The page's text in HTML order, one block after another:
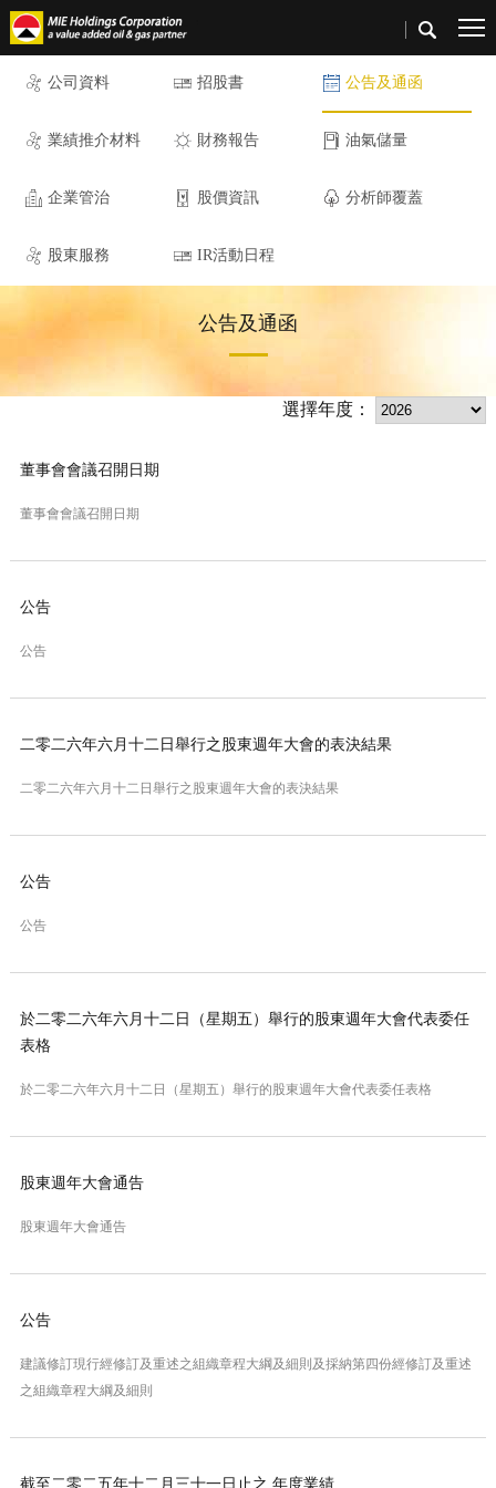
公司資料 招股書 公告及通函
業績推介材料 財務報告 油氣儲量
企業管治 股價資訊 分析師覆蓋
股東服務 IR活動日程
公告及通函
選擇年度：
董事會會議召開日期
董事會會議召開日期
公告
公告
二零二六年六月十二日舉行之股東週年大會的表決結果
二零二六年六月十二日舉行之股東週年大會的表決結果
公告
公告
於二零二六年六月十二日（星期五）舉行的股東週年大會代表委任
表格
於二零二六年六月十二日（星期五）舉行的股東週年大會代表委任表格
股東週年大會通告
股東週年大會通告
公告
建議修訂現行經修訂及重述之組織章程大綱及細則及採納第四份經修訂及重述
之組織章程大綱及細則
截至二零二五年十二月三十一日止之 年度業績